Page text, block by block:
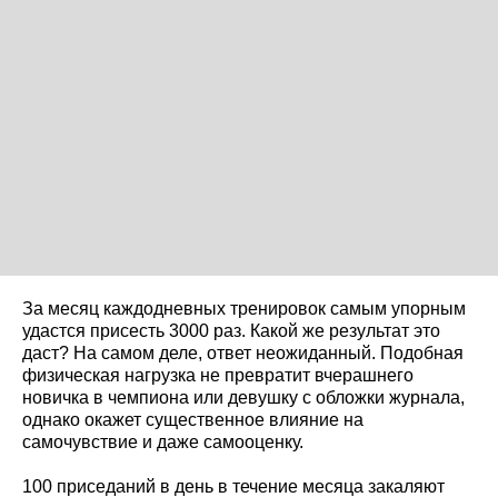
За месяц каждодневных тренировок самым упорным
удастся присесть 3000 раз. Какой же результат это
даст? На самом деле, ответ неожиданный. Подобная
физическая нагрузка не превратит вчерашнего
новичка в чемпиона или девушку с обложки журнала,
однако окажет существенное влияние на
самочувствие и даже самооценку.
100 приседаний в день в течение месяца закаляют